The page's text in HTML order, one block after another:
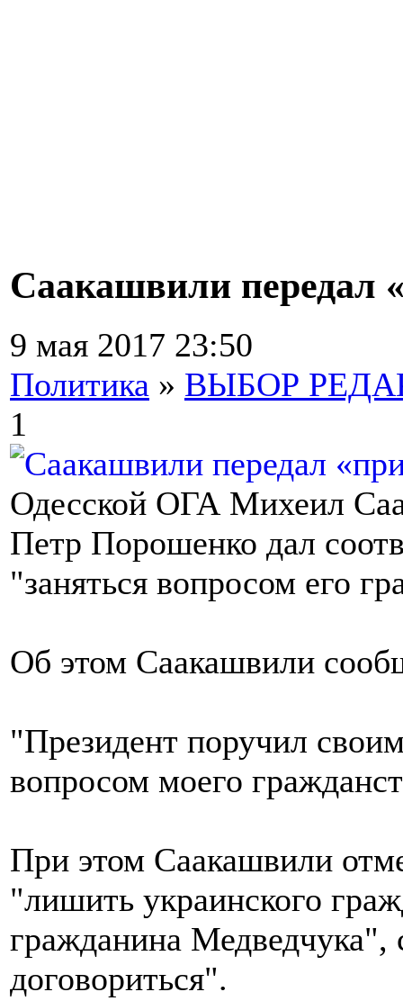
Саакашвили передал
9 мая 2017 23:50
Политика » ВЫБОР
1
Одесской ОГА Михеил
Петр Порошенко дал
"заняться вопросом его
Об этом Саакашвили
"Президент поручил
вопросом моего
При этом Саакашвили
"лишить украинского
гражданина
договориться".